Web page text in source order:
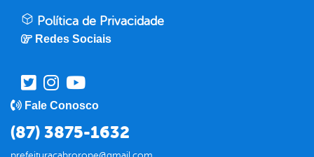
Política de Privacidade
Redes Sociais
Fale Conosco
(87) 3875-1632